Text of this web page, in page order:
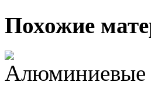
Похожие